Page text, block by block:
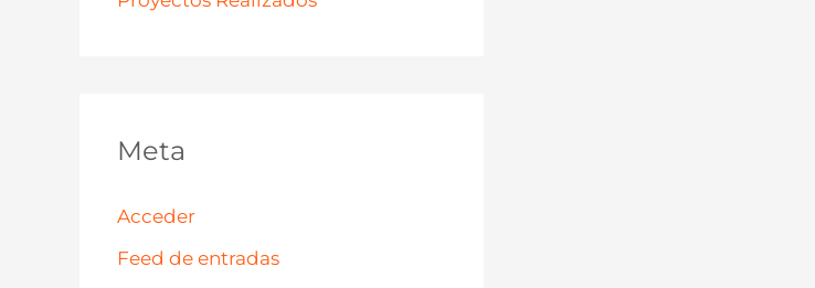
Meta
Acceder
Feed de entradas